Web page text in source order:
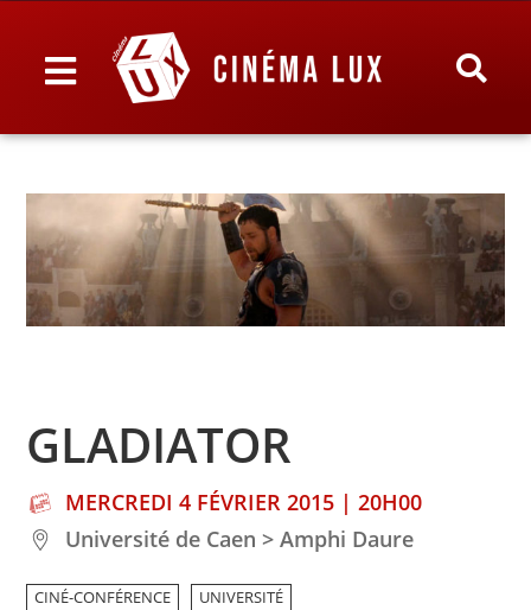
GLADIATOR
MERCREDI 4 FÉVRIER 2015 | 20H00
Université de Caen > Amphi Daure
CINÉ-CONFÉRENCE UNIVERSITÉ